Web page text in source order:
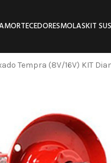
MOLASKIT
Tempra (8V/16V) KIT